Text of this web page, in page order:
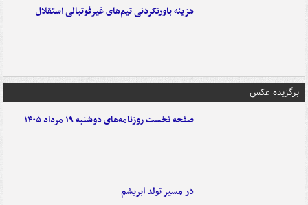
هزینه باورنکردنی تیم‌های غیرفوتبالی استقلال
برگزیده عکس
صفحه نخست روزنامه‌های دوشنبه ۱۹ مرداد ۱۴۰۵
در مسیر تولد ابریشم